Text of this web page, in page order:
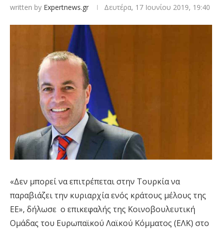
written by Expertnews.gr Δευτέρα, 17 Ιουνίου 2019, 19:40
«Δεν μπορεί να επιτρέπεται στην Τουρκία να
παραβιάζει την κυριαρχία ενός κράτους μέλους της
ΕΕ», δήλωσε ο επικεφαλής της Κοινοβουλευτική
Ομάδας του Ευρωπαϊκού Λαϊκού Κόμματος (ΕΛΚ) στο